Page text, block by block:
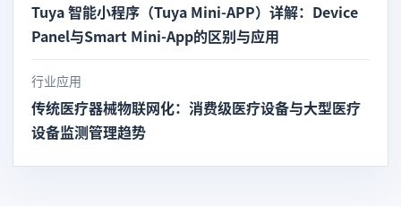
Tuya 智能小程序（Tuya Mini-APP）详解：Device
Panel与Smart Mini-App的区别与应用
行业应用
传统医疗器械物联网化：消费级医疗设备与大型医疗
设备监测管理趋势